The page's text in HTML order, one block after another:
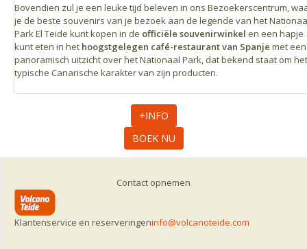
Bovendien zul je een leuke tijd beleven in ons Bezoekerscentrum,
je de beste souvenirs van je bezoek aan de legende van het
Park El Teide kunt kopen in de officiële souvenirwinkel en een hapje
kunt eten in het hoogstgelegen café-restaurant van Spanje met een
panoramisch uitzicht over het Nationaal Park, dat bekend staat om het
typische Canarische karakter van zijn producten.
+INFO
BOEK NU
Contact opnemen
Klantenservice en reserveringeninfo@volcanoteide.com